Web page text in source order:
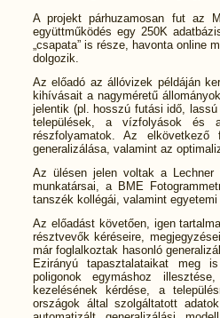
A projekt párhuzamosan fut az
együttműködés egy 250K
„csapata” is része, havonta online
dolgozik.
Az előadó az állóvizek példáján
kihívásait a nagyméretű
jelentik (pl. hosszú futási idő,
települések, a vízfolyások és
részfolyamatok. Az
generalizálása, valamint az
Az ülésen jelen voltak a
munkatársai, a BME
tanszék kollégái, valamint
Az előadást követően, igen
résztvevők kéréseire,
már foglalkoztak hasonló
Ezirányú tapasztalataikat meg
poligonok egymáshoz
kezelésének kérdése, a
országok által szolgáltatott